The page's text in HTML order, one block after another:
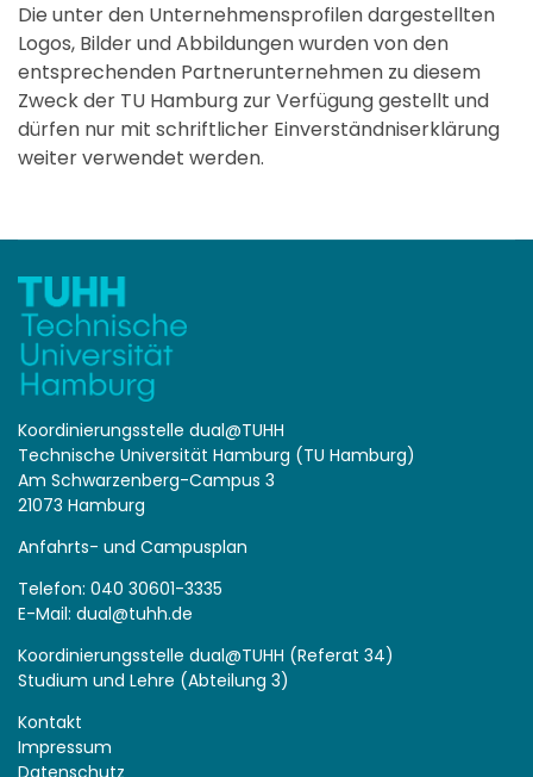
Die unter den Unternehmensprofilen dargestellten
Logos, Bilder und Abbildungen wurden von den
entsprechenden Partnerunternehmen zu diesem
Zweck der TU Hamburg zur Verfügung gestellt und
dürfen nur mit schriftlicher Einverständniserklärung
weiter verwendet werden.
Koordinierungsstelle dual@TUHH
Technische Universität Hamburg (TU Hamburg)
Am Schwarzenberg-Campus 3
21073 Hamburg
Anfahrts- und Campusplan
Telefon: 040 30601-3335
E-Mail: dual@tuhh.de
Koordinierungsstelle dual@TUHH (Referat 34)
Studium und Lehre (Abteilung 3)
Kontakt
Impressum